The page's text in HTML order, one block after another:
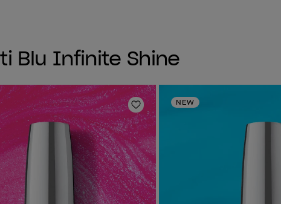
Blu Infinite Shine
dei desideri Aggiungi alla lista dei desideri
NEW